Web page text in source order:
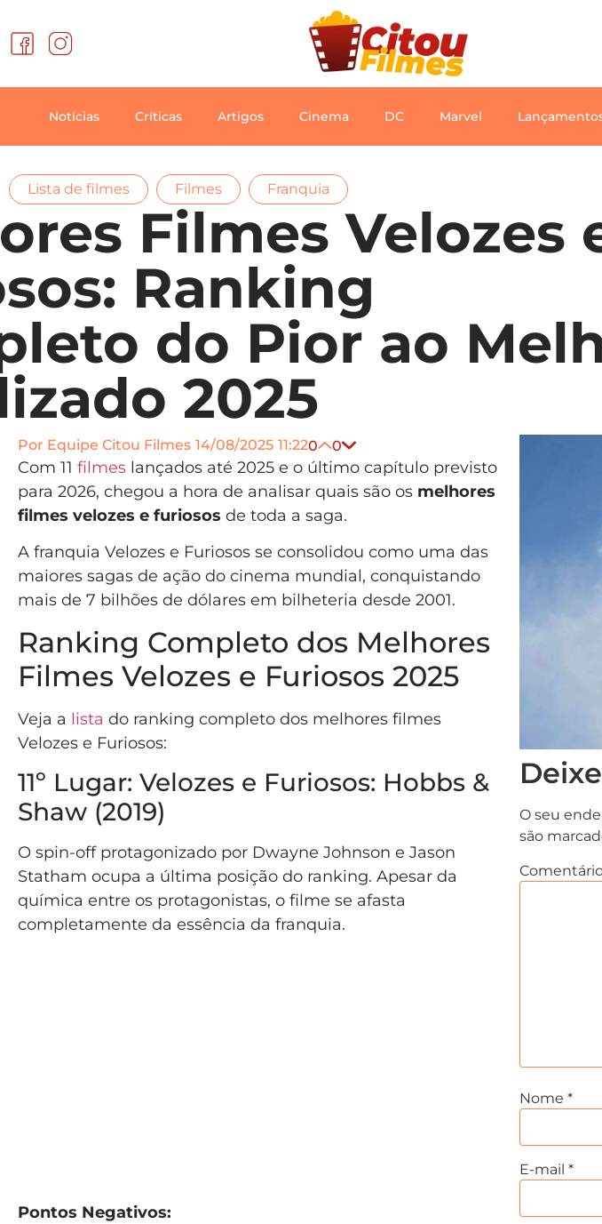
Notícias Críticas Artigos Cinema DC Marvel
Lista de filmes Filmes Franquia
Filmes Velozes
Ranking
do Pior ao
2025
Por Equipe Citou Filmes 14/08/2025 11:22 0
0
Com 11 filmes lançados até 2025 e o último capítulo previsto
para 2026, chegou a hora de analisar quais são os melhores
filmes velozes e furiosos de toda a saga.
A franquia Velozes e Furiosos se consolidou como uma das
maiores sagas de ação do cinema mundial, conquistando
mais de 7 bilhões de dólares em bilheteria desde 2001.
Ranking Completo dos Melhores
Filmes Velozes e Furiosos 2025
Veja a lista do ranking completo dos melhores filmes
Velozes e Furiosos:
11º Lugar: Velozes e Furiosos: Hobbs &
Shaw (2019)
O spin-off protagonizado por Dwayne Johnson e Jason
Statham ocupa a última posição do ranking. Apesar da
química entre os protagonistas, o filme se afasta
completamente da essência da franquia.
Pontos Negativos:
O seu
são
Nome *
E-mail *